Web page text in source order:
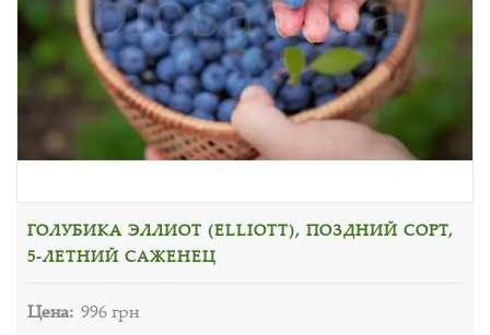
ГОЛУБИКА ЭЛЛИОТ (ELLIOTT), ПОЗДНИЙ СОРТ,
5-ЛЕТНИЙ САЖЕНЕЦ
Цена: 996 грн